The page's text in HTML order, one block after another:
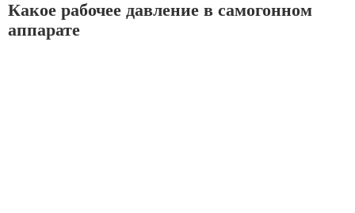
Какое рабочее давление в самогонном
аппарате